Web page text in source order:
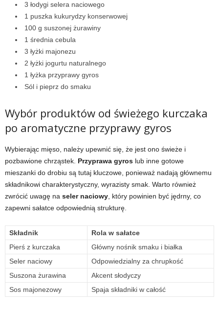
3 łodygi selera naciowego
1 puszka kukurydzy konserwowej
100 g suszonej żurawiny
1 średnia cebula
3 łyżki majonezu
2 łyżki jogurtu naturalnego
1 łyżka przyprawy gyros
Sól i pieprz do smaku
Wybór produktów od świeżego kurczaka
po aromatyczne przyprawy gyros
Wybierając mięso, należy upewnić się, że jest ono świeże i
pozbawione chrząstek. Przyprawa gyros lub inne gotowe
mieszanki do drobiu są tutaj kluczowe, ponieważ nadają głównemu
składnikowi charakterystyczny, wyrazisty smak. Warto również
zwrócić uwagę na seler naciowy , który powinien być jędrny, co
zapewni sałatce odpowiednią strukturę.
Składnik
Rola w sałatce
Pierś z kurczaka
Główny nośnik smaku i białka
Seler naciowy
Odpowiedzialny za chrupkość
Suszona żurawina
Akcent słodyczy
Sos majonezowy
Spaja składniki w całość